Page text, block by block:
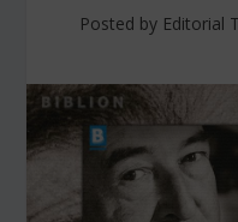
Posted by Editorial